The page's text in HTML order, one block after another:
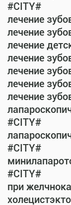
#CITY#
лечение
лечение
лечение
лечение
лечение
лечение
лечение
#CITY#
#CITY#
#CITY#
при